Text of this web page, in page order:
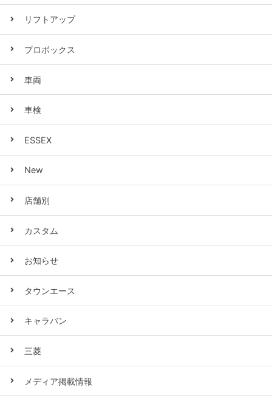
リフトアップ
プロボックス
車両
車検
ESSEX
New
店舗別
カスタム
お知らせ
タウンエース
キャラバン
三菱
メディア掲載情報